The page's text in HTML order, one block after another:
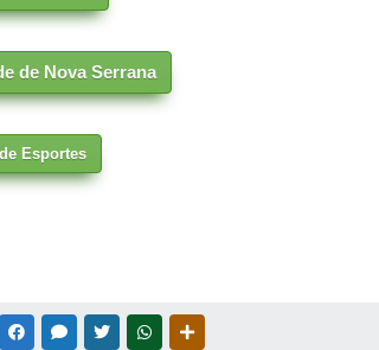
de Nova Serrana
Esportes
FACEBOOKMESSENGER
TWITTERWHATSAPP